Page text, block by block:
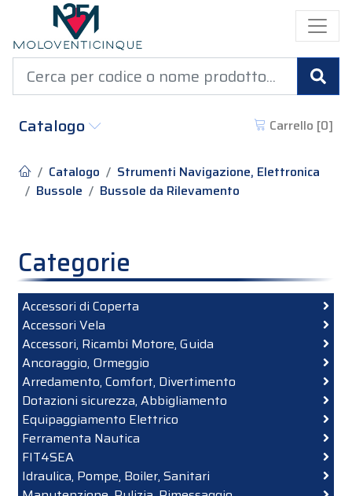
Catalogo
Carrello [0]
Catalogo
Strumenti Navigazione, Elettronica
Bussole
Bussole da Rilevamento
Categorie
Accessori di Coperta
Accessori Vela
Accessori, Ricambi Motore, Guida
Ancoraggio, Ormeggio
Arredamento, Comfort, Divertimento
Dotazioni sicurezza, Abbigliamento
Equipaggiamento Elettrico
Ferramenta Nautica
FIT4SEA
Idraulica, Pompe, Boiler, Sanitari